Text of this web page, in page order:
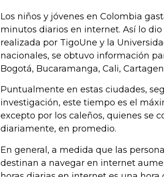
Los niños y jóvenes en Colombia
minutos diarios en internet. Así lo
realizada por TigoUne y la
nacionales, se obtuvo información
Bogotá, Bucaramanga, Cali,
Puntualmente en estas ciudades,
investigación, este tiempo es el
excepto por los caleños, quienes se
diariamente, en promedio.
En general, a medida que las
destinan a navegar en internet